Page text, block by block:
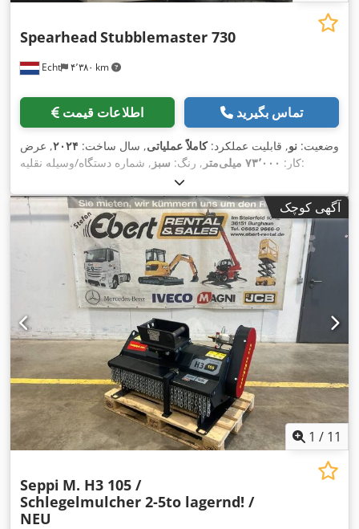
Echt ۴٬۳۸۰ km
Spearhead Stubblemaster 730
اطلاعات قیمت تماس بگیرید
وضعیت: نو, قابلیت عملکرد:کاملاً عملیاتی, سال ساخت: ۲۰۲۴, عرض
کار: ۷۳٬۰۰۰ میلی‌متر , رنگ: سبز
, شماره دستگاه/وسیله نقلیه:
تا شو هیدرولیک, روشنایی
آگهی کوچک
1 / 11
Seppi M. H3 105 /
Schlegelmulcher 2-5to lagernd! /
NEU